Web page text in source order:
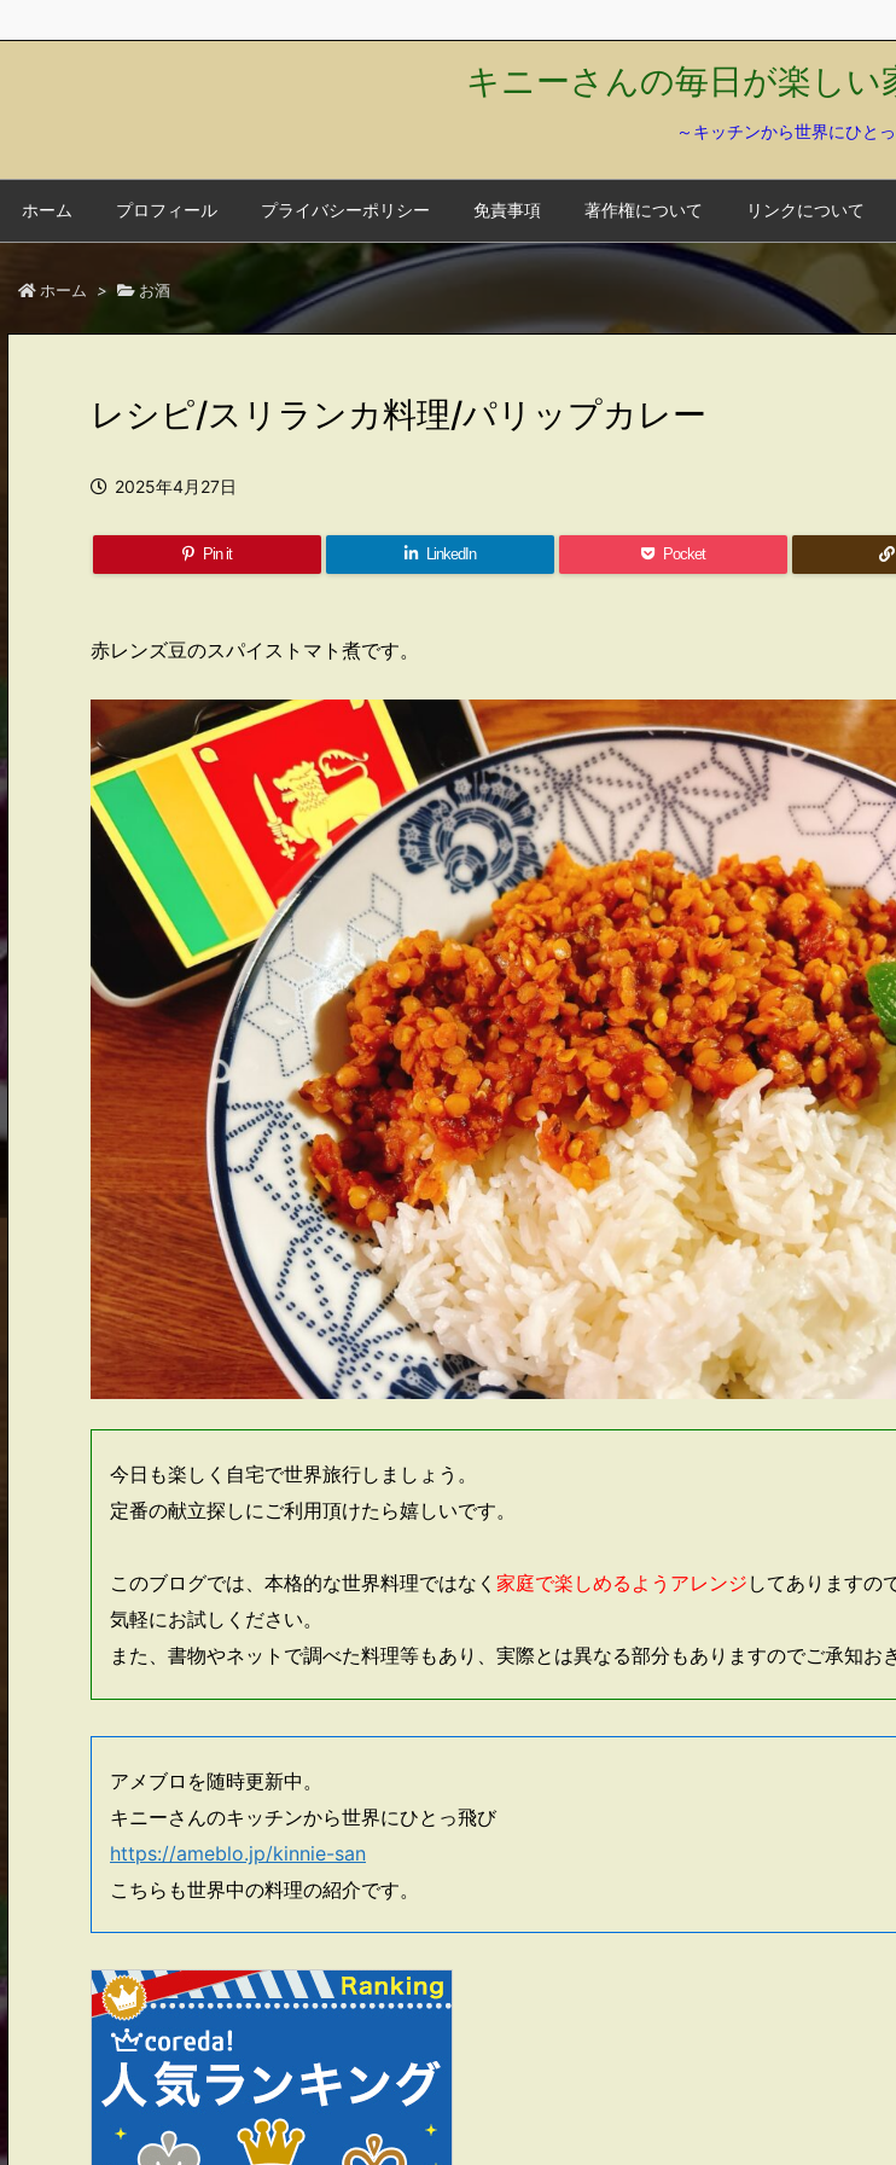
キニーさんの毎日が楽しい
～キッチンから世界にひと
ホーム プロフィール プライバシーポリシー 免責事項 著作権について リンクについて
ホーム > お酒
レシピ/スリランカ料理/パリップカレー
2025年4月27日
Pin it LinkedIn Pocket
赤レンズ豆のスパイストマト煮です。
今日も楽しく自宅で世界旅行しましょう。
定番の献立探しにご利用頂けたら嬉しいです。
このブログでは、本格的な世界料理ではなく 家庭で楽しめるようアレンジ してありますので
気軽にお試しください。
また、書物やネットで調べた料理等もあり、実際とは異なる部分もありますのでご承知お
アメブロを随時更新中。
キニーさんのキッチンから世界にひとっ飛び
https://ameblo.jp/kinnie-san
こちらも世界中の料理の紹介です。